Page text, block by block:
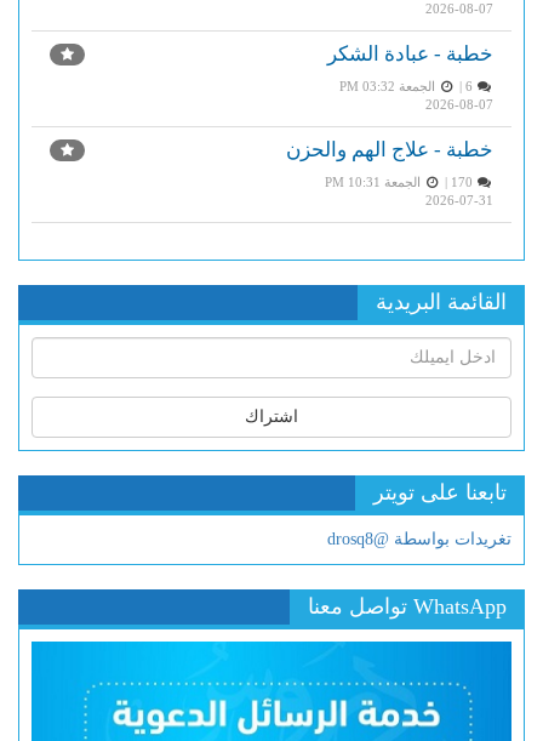
2026-08-07
خطبة - عبادة الشكر
الجمعة PM 03:32
2026-08-07
خطبة - علاج الهم والحزن
الجمعة PM 10:31
2026-07-31
القائمة البريدية
اشتراك
تابعنا على تويتر
تغريدات بواسطة @drosq8
WhatsApp تواصل معنا